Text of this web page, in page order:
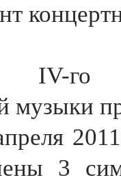
IV-го
музыки
3